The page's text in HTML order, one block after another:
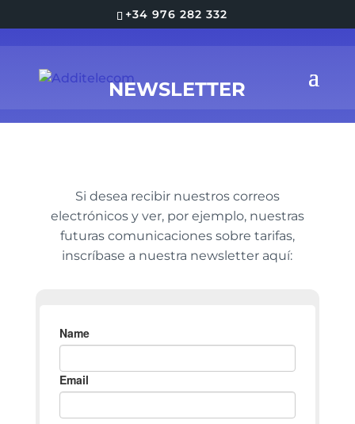
+34 976 282 332
NEWSLETTER
Si desea recibir nuestros correos
electrónicos y ver, por ejemplo, nuestras
futuras comunicaciones sobre tarifas,
inscríbase a nuestra newsletter aquí: